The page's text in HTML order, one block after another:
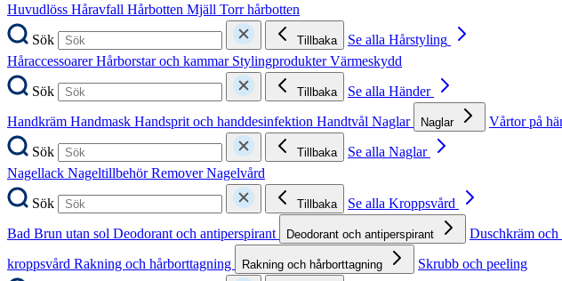
Huvudlöss Håravfall Hårbotten Mjäll Torr hårbotten
Sök
Tillbaka
Se alla Hårstyling
HåraccessoarerHårborstar och kammar StylingprodukterVärmeskydd
Sök
Tillbaka
Se alla Händer
Handkräm Handmask Handsprit och handdesinfektion Handtvål Naglar Naglar Vårtor på
Sök
Tillbaka
Se alla Naglar
Nagellack NageltillbehörRemoverNagelvård
Sök
Tillbaka
Se alla Kroppsvård
Bad Brun utan sol Deodorant och antiperspirant Deodorant och antiperspirant Duschkräm och
kroppsvård Rakning och hårborttagning Rakning och hårborttagning
Skrubb och peeling